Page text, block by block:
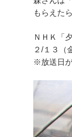
もらえた
ＮＨＫ「
２/１３（
※放送日